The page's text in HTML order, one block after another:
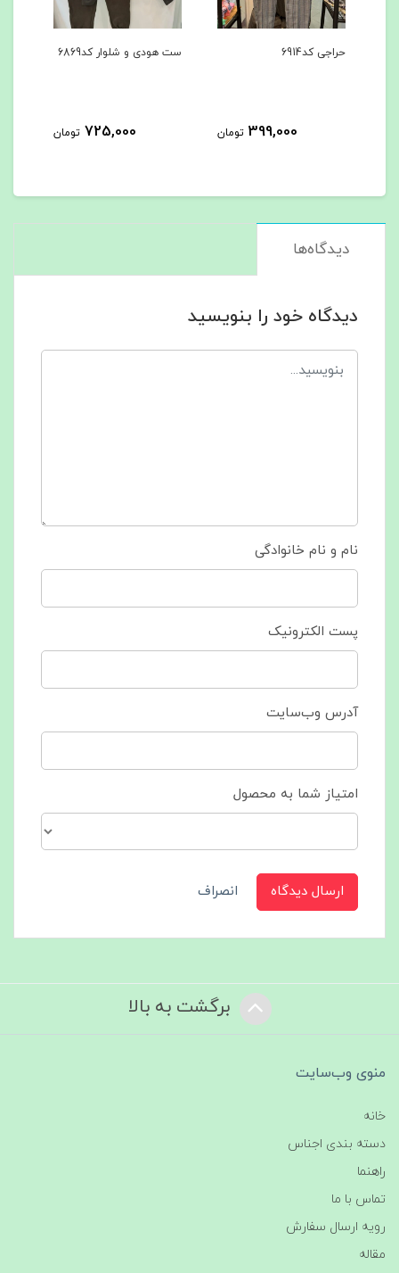
ست هودی و شلوار کد6869
725,000
ست هودی و شلوار کد6867
725,000
دیدگاه‌ها
دیدگاه خود را بنویسید
نام و نام خانوادگی
پست الکترونیک
آدرس وب‌سایت
امتیاز شما به محصول
ارسال دیدگاه انصراف
برگشت به بالا
منوی وب‌سایت
خانه
دسته بندی اجناس
راهنما
تماس با ما
رویه ارسال سفارش
مقاله